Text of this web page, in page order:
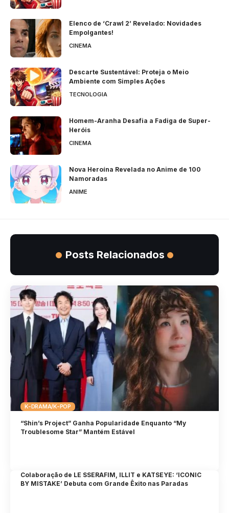
Elenco de ‘Crawl 2’ Revelado: Novidades
Empolgantes!
CINEMA
Descarte Sustentável: Proteja o Meio
Ambiente com Simples Ações
TECNOLOGIA
Homem-Aranha Desafia a Fadiga de Super-
Heróis
CINEMA
Nova Heroína Revelada no Anime de 100
Namoradas
ANIME
Posts Relacionados
K-DRAMA/K-POP
“Shin’s Project” Ganha Popularidade Enquanto “My
Troublesome Star” Mantém Estável
Colaboração de LE SSERAFIM, ILLIT e KATSEYE: ‘ICONIC
BY MISTAKE’ Debuta com Grande Êxito nas Paradas